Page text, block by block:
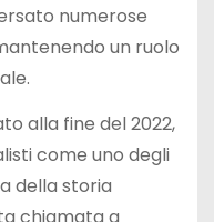
numerose
un ruolo
alla fine del 2022,
come uno degli
della storia